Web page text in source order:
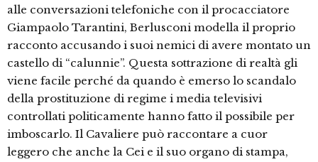
alle conversazioni telefoniche con il procacciatore
Giampaolo Tarantini, Berlusconi modella il proprio
racconto accusando i suoi nemici di avere montato un
castello di “calunnie”. Questa sottrazione di realtà gli
viene facile perché da quando è emerso lo scandalo
della prostituzione di regime i media televisivi
controllati politicamente hanno fatto il possibile per
imboscarlo. Il Cavaliere può raccontare a cuor
leggero che anche la Cei e il suo organo di stampa,